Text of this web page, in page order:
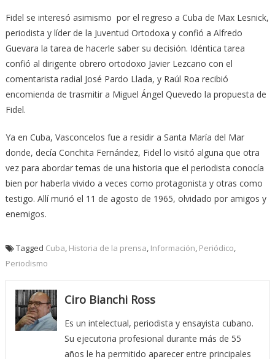
Fidel se interesó asimismo por el regreso a Cuba de Max Lesnick,
periodista y líder de la Juventud Ortodoxa y confió a Alfredo
Guevara la tarea de hacerle saber su decisión. Idéntica tarea
confió al dirigente obrero ortodoxo Javier Lezcano con el
comentarista radial José Pardo Llada, y Raúl Roa recibió
encomienda de trasmitir a Miguel Ángel Quevedo la propuesta de
Fidel.
Ya en Cuba, Vasconcelos fue a residir a Santa María del Mar
donde, decía Conchita Fernández, Fidel lo visitó alguna que otra
vez para abordar temas de una historia que el periodista conocía
bien por haberla vivido a veces como protagonista y otras como
testigo. Allí murió el 11 de agosto de 1965, olvidado por amigos y
enemigos.
Tagged Cuba Historia de la prensa Información Periódico
Periodismo
Ciro Bianchi Ross
Es un intelectual, periodista y ensayista cubano.
Su ejecutoria profesional durante más de 55
años le ha permitido aparecer entre principales